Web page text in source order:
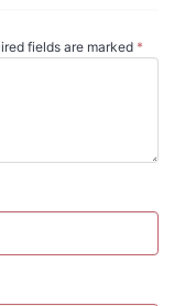
fields are marked *